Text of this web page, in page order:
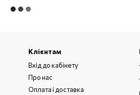
Клієнтам
Вхід до кабінету
Про нас
Оплата і доставка